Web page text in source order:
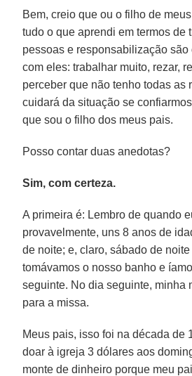
Bem, creio que ou o filho de
tudo o que aprendi em termos de
pessoas e responsabilização
com eles: trabalhar muito, rezar,
perceber que não tenho todas as
cuidará da situação se
que sou o filho dos meus pais.
Posso contar duas anedotas?
Sim, com certeza.
A primeira é: Lembro de quando
provavelmente, uns 8 anos de
de noite; e, claro, sábado de
tomávamos o nosso banho e
seguinte. No dia seguinte, minha
para a missa.
Meus pais, isso foi na década de
doar à igreja 3 dólares aos
monte de dinheiro porque meu